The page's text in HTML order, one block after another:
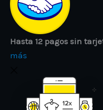
Hasta 12 pagos sin
más